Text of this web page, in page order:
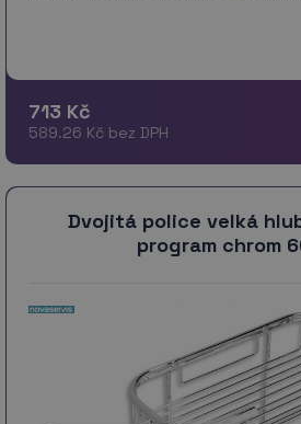
713 Kč
589.26 Kč bez DPH
Dvojitá police velká
program chrom